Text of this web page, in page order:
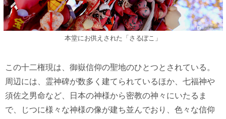
本堂にお供えされた「さるぼこ」
この十二権現は、御嶽信仰の聖地のひとつとされている。
周辺には、霊神碑が数多く建てられているほか、七福神や
須佐之男命など、日本の神様から密教の神々にいたるま
で、じつに様々な神様の像が建ち並んでおり、色々な信仰